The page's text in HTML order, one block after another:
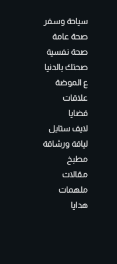
سياحة وسفر
صحة عامة
صحة نفسية
صحتك بالدنيا
ع الموضة
علاقات
قضايا
لايف ستايل
لياقة ورشاقة
مطبخ
مقالات
ملهمات
هدايا